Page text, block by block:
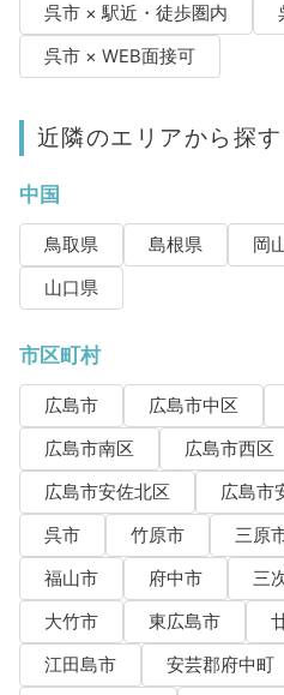
呉市 × 駅近・徒歩圏内
呉市 × WEB面接可
近隣のエリアから探す
中国
鳥取県 島根県 岡
山口県
市区町村
広島市 広島市中区
広島市南区
広島市西区
広島市安佐北区
広島市
呉市
竹原市 三原
福山市
府中市 三
大竹市
東広島市
江田島市
安芸郡府中町